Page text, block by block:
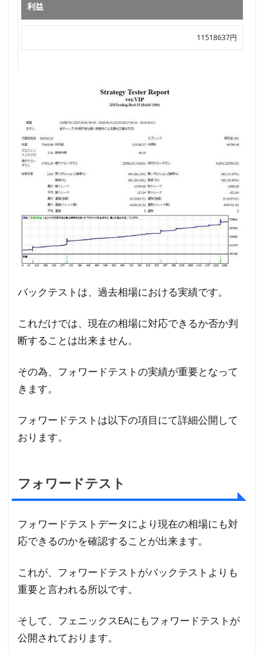
利益
11518637円
バックテストは、過去相場における実績です。
これだけでは、現在の相場に対応できるか否か判
断することは出来ません。
その為、フォワードテストの実績が重要となって
きます。
フォワードテストは以下の項目にて詳細公開して
おります。
フォワードテスト
フォワードテストデータにより現在の相場にも対
応できるのかを確認することが出来ます。
これが、フォワードテストがバックテストよりも
重要と言われる所以です。
そして、フェニックスEAにもフォワードテストが
公開されております。